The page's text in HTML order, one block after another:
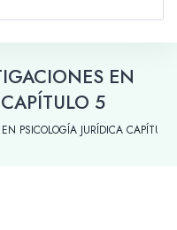
EN
5
PSICOLOGÍA JURÍDICA CAPÍTULO